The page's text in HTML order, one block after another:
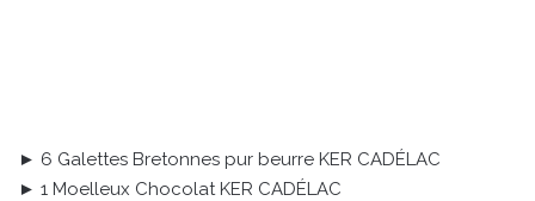
► 6 Galettes Bretonnes pur beurre KER CADÉLAC
► 1 Moelleux Chocolat KER CADÉLAC